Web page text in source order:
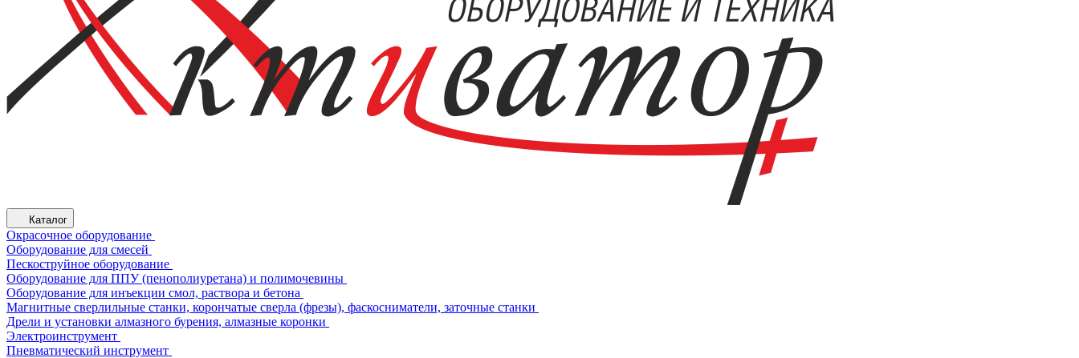
Каталог
Окрасочное оборудование
Оборудование для смесей
Пескоструйное оборудование
Оборудование для ППУ (пенополиуретана) и полимочевины
Оборудование для инъекции смол, раствора и бетона
Магнитные сверлильные станки, корончатые сверла (фрезы), фаскосниматели, заточные станки
Дрели и установки алмазного бурения, алмазные коронки
Электроинструмент
Пневматический инструмент